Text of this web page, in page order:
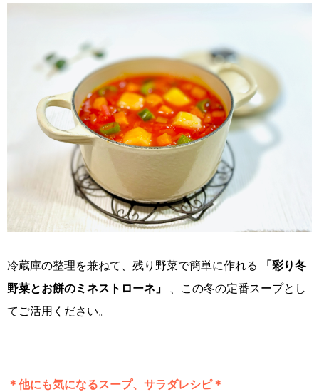
冷蔵庫の整理を兼ねて、残り野菜で簡単に作れる
「彩り冬
野菜とお餅のミネストローネ」
、この冬の定番スープとし
てご活用ください。
＊他にも気になるスープ、サラダレシピ＊